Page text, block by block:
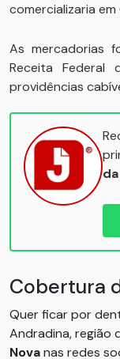
comercializaria em
As mercadorias
Receita Federal
providências
Cobertura
Quer ficar por
Andradina, região
Novanas redes